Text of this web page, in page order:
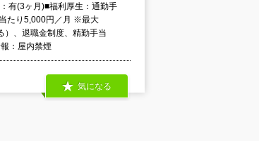
(3ヶ月)■福利厚生：通勤手
たり5,000円／月 ※最大
、退職金制度、精勤手当
：屋内禁煙
気になる